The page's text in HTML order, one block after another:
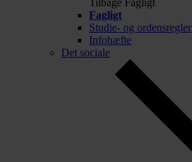
Tilbage Fagligt
Fagligt
Studie- og ordensregler
Infohæfte
Det sociale